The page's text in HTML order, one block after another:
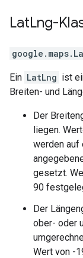
LatLng-
google.maps.
Ein LatLng ist
Breiten- und
Der
liegen.
werden auf
gesetzt.
90
Der
ober- oder
Wert von -